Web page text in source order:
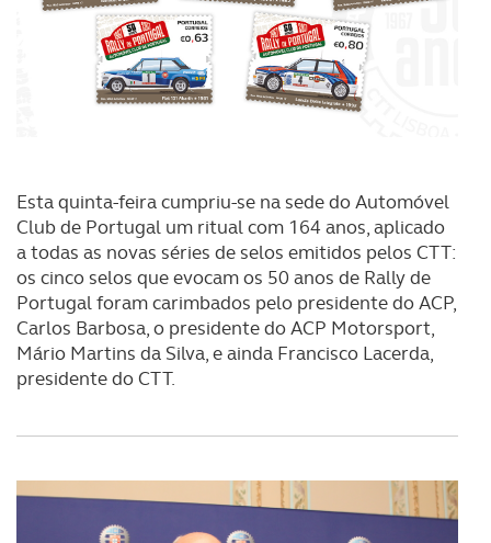
Esta quinta-feira cumpriu-se na sede do Automóvel
Club de Portugal um ritual com 164 anos, aplicado
a todas as novas séries de selos emitidos pelos CTT:
os cinco selos que evocam os 50 anos de Rally de
Portugal foram carimbados pelo presidente do ACP,
Carlos Barbosa, o presidente do ACP Motorsport,
Mário Martins da Silva, e ainda Francisco Lacerda,
presidente do CTT.